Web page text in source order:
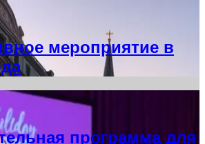
мероприятие в
программа для